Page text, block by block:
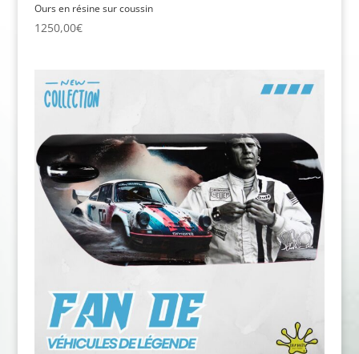
Ours en résine sur coussin
1250,00€